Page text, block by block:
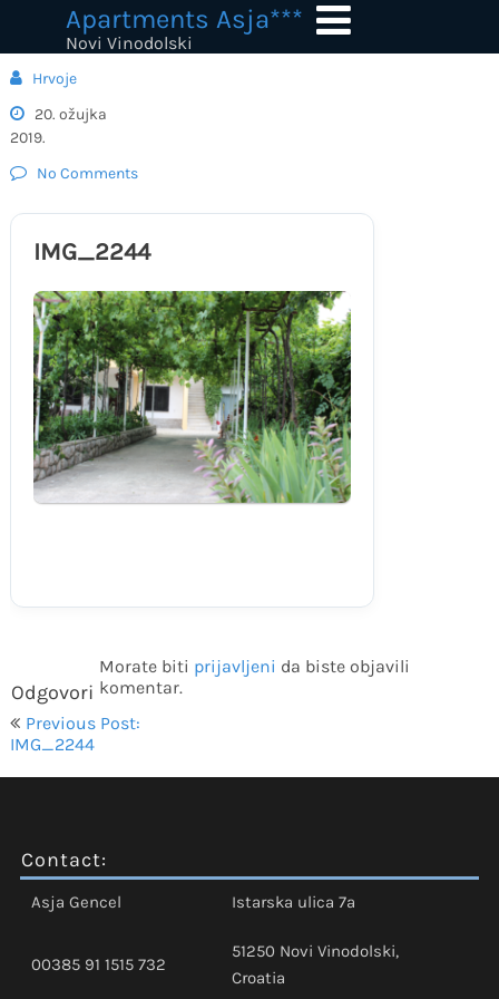
content
Apartments Asja***
Novi Vinodolski
Hrvoje
20. ožujka
2019.
No Comments
IMG_2244
Odgovori
Morate biti prijavljeni da biste objavili
komentar.
Navigacija
objava
Previous Post:
IMG_2244
Contact:
Asja Gencel Istarska ulica 7a
00385 91 1515 732
51250 Novi Vinodolski,
Croatia